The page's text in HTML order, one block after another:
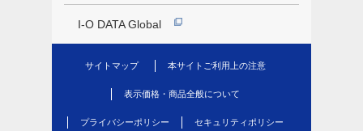
I-O DATA Global
サイトマップ 本サイトご利用上の注意
表示価格・商品全般について
プライバシーポリシー セキュリティポリシー